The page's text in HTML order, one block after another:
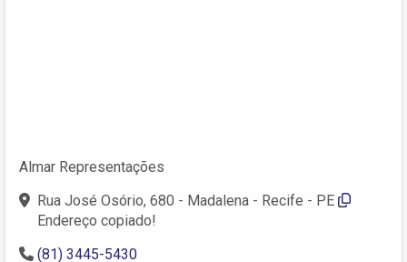
Almar Representações
Rua José Osório, 680 - Madalena - Recife - PE
Endereço copiado!
(81) 3445-5430